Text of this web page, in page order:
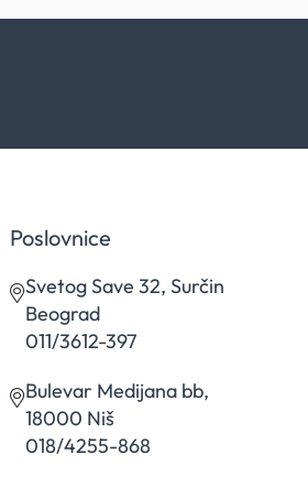
Poslovnice
Svetog Save 32, Surčin
Beograd
011/3612-397
Bulevar Medijana bb,
18000 Niš
018/4255-868